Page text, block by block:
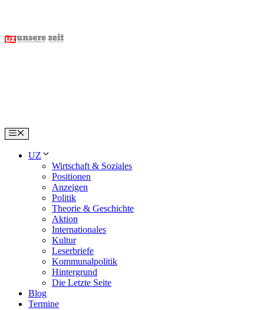
content
Menu
UZ
Wirtschaft & Soziales
Positionen
Anzeigen
Politik
Theorie & Geschichte
Aktion
Internationales
Kultur
Leserbriefe
Kommunalpolitik
Hintergrund
Die Letzte Seite
Blog
Termine